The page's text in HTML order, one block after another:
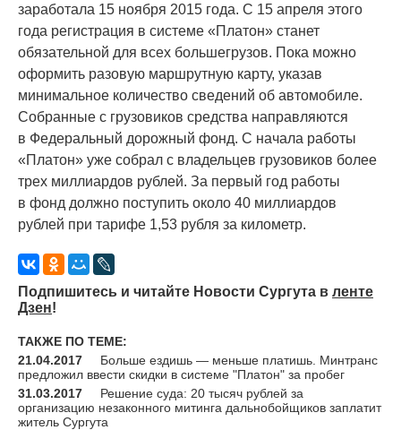
заработала 15 ноября 2015 года. С 15 апреля этого
года регистрация в системе «Платон» станет
обязательной для всех большегрузов. Пока можно
оформить разовую маршрутную карту, указав
минимальное количество сведений об автомобиле.
Собранные с грузовиков средства направляются
в Федеральный дорожный фонд. С начала работы
«Платон» уже собрал с владельцев грузовиков более
трех миллиардов рублей. За первый год работы
в фонд должно поступить около 40 миллиардов
рублей при тарифе 1,53 рубля за километр.
Подпишитесь и читайте Новости Сургута в ленте
Дзен!
ТАКЖЕ ПО ТЕМЕ:
21.04.2017
Больше ездишь — меньше платишь. Минтранс
предложил ввести скидки в системе "Платон" за пробег
31.03.2017
Решение суда: 20 тысяч рублей за
организацию незаконного митинга дальнобойщиков заплатит
житель Сургута